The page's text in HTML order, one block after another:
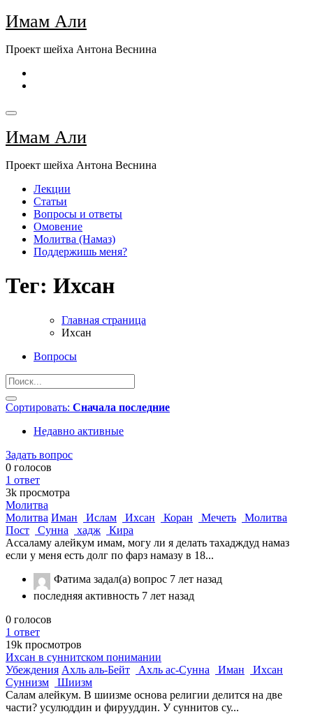
Перейти
к
Имам Али
Проект шейха Антона Веснина
Имам Али
Проект шейха Антона Веснина
Лекции
Статьи
Вопросы и ответы
Омовение
Молитва (Намаз)
Поддержишь меня?
Тег: Ихсан
Главная страница
Ихсан
Вопросы
Сортировать: Сначала последние
Недавно активные
Задать вопрос
0 голосов
1 ответ
3k просмотра
Молитва
Молитва Иман Ислам Ихсан Коран Мечеть
Молитва
Пост
Сунна хадж
Кира
Ассаламу алейкум имам, могу ли я делать тахадждуд намаз
если у меня есть долг по фарз намазу в 18...
Фатима задал(а) вопрос 7 лет назад
последняя активность 7 лет назад
0 голосов
1 ответ
19k просмотров
Ихсан в суннитском понимании
Убеждения Ахль аль-Бейт Ахль ас-Сунна Иман
Ихсан
Суннизм
Шиизм
Салам алейкум. В шиизме основа религии делится на две
части? усулюддин и фирууддин. У суннитов су...